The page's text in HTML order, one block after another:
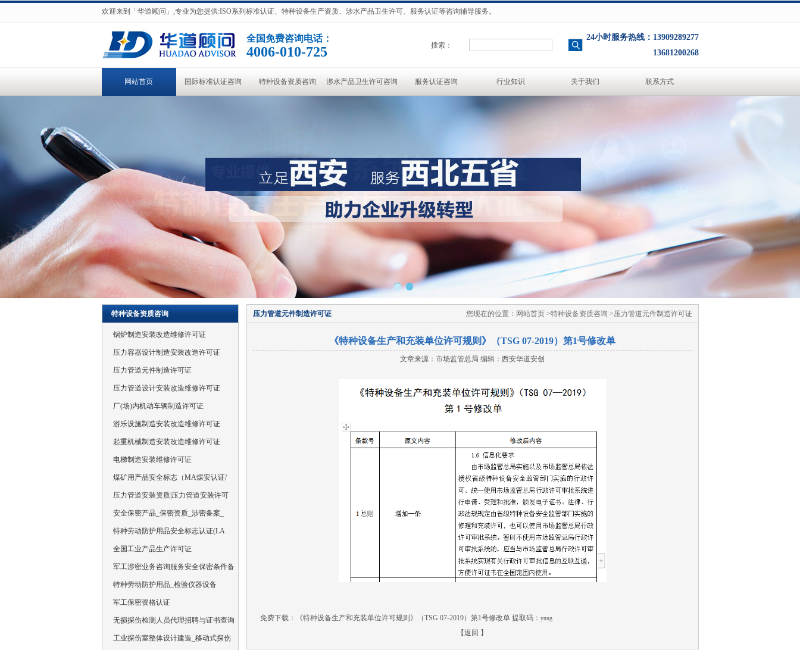
欢迎来到「华道顾问」,专业为您提供:ISO系列标准认证、特种设备生产资质、涉水产品卫生许可、服务认证等咨询辅导服务。
全国免费咨询电话：
4006-010-725 搜索：
24小时服务热线：13909289277
13681200268
网站首页 国际标准认证咨询 特种设备资质咨询 涉水产品卫生许可咨询 服务认证咨询 行业知识 关于我们 联系方式
特种设备资质咨询
锅炉制造安装改造维修许可证
压力容器设计制造安装改造许可证
压力管道元件制造许可证
压力管道设计安装改造维修许可证
厂(场)内机动车辆制造许可证
游乐设施制造安装改造维修许可证
起重机械制造安装改造维修许可证
电梯制造安装维修许可证
煤矿用产品安全标志（MA煤安认证/
压力管道安装资质|压力管道安装许可
安全保密产品_保密资质_涉密备案_
特种劳动防护用品安全标志认证(LA
全国工业产品生产许可证
军工涉密业务咨询服务安全保密条件备
特种劳动防护用品_检验仪器设备
军工保密资格认证
无损探伤检测人员代理招聘与证书查询
工业探伤室整体设计建造_移动式探伤
您现在的位置：网站首页 >特种设备资质咨询 >压力管道元件制造许可证
压力管道元件制造许可证
《特种设备生产和充装单位许可规则》（TSG 07-2019）第1号修改单
文章来源：市场监管总局 编辑：西安华道安创
免费下载：《特种设备生产和充装单位许可规则》（TSG 07-2019）第1号修改单提取码： ynng
【返回 】